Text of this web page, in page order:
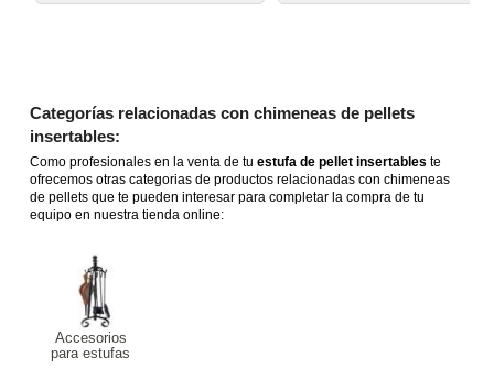
Categorías relacionadas con chimeneas de pellets
insertables:
Como profesionales en la venta de tuestufa de pellet insertables te
ofrecemos otras categorias de productos relacionadas con chimeneas
de pellets que te pueden interesar para completar la compra de tu
equipo en nuestra tienda online:
Accesorios
para estufas